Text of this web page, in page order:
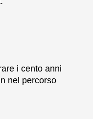
i cento anni
nel percorso